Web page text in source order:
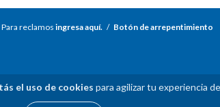
el uso de cookies para agilizar tu experiencia
reclamos ingresa aquí. / Botón de arrepentimiento